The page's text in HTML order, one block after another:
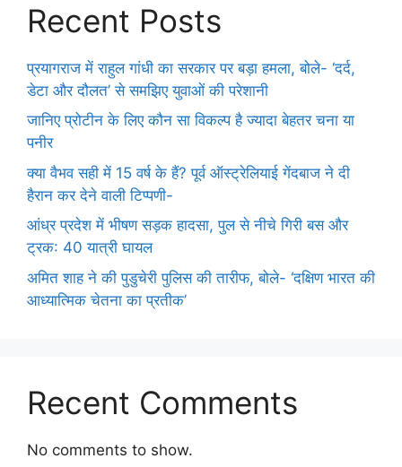
Recent Posts
प्रयागराज में राहुल गांधी का सरकार पर बड़ा हमला, बोले- ‘दर्द,
डेटा और दौलत’ से समझिए युवाओं की परेशानी
जानिए प्रोटीन के लिए कौन सा विकल्प है ज्यादा बेहतर चना या
पनीर
क्या वैभव सही में 15 वर्ष के हैं? पूर्व ऑस्ट्रेलियाई गेंदबाज ने दी
हैरान कर देने वाली टिप्पणी-
आंध्र प्रदेश में भीषण सड़क हादसा, पुल से नीचे गिरी बस और
ट्रक: 40 यात्री घायल
अमित शाह ने की पुडुचेरी पुलिस की तारीफ, बोले- ‘दक्षिण भारत की
आध्यात्मिक चेतना का प्रतीक’
Recent Comments
No comments to show.